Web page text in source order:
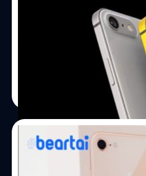
ถือเป็นไอโฟนอีกหนึ่งรุ่นที่ได้รับการ
สำหรับ iPhone SE 2 หรือ iPhone
ในปี 2016 แล้ว Apple ก็ยังไม่มีโมเ
ผ่านมาก็มีข่าวลือมากมายออกมาอย่
รายงานจาก Phone Industry แชน
คอนเซปต์ต้นแบบของ iPhone SE 2
ต้นคาดว่า iPhone SE 2 จะปรับดีไซ
ๆ ก็จะชิปเซต A13 Bionic เช่นเดียว
กล้องหลัง 1 ตัวและยังเก็บปุ่ม home เ
มาพร้อมกับตัวเลือกบอดี้หลากสีมาก
ของ iPhone SE 2 นี้จะไม่ใช่เรื่องดีไ
จะได้สเปกรุ่นเรือธงบางส่วนภายใต้
| 2409 days ago
iPhone SE 2 ที่รอเปิดตัวต้